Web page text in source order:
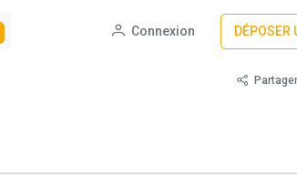
Connexion DÉPOSER
Partager